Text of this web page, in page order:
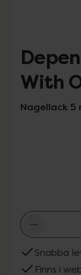
With
Nagellack 5
Snabba
Finns i